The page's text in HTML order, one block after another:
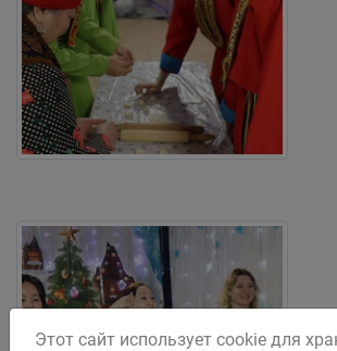
Этот сайт использует cookie для